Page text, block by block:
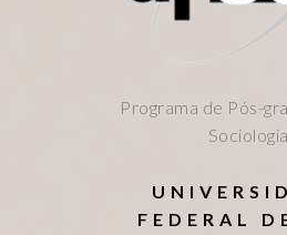
Programa de Pós-
Sociologia
FEDERAL